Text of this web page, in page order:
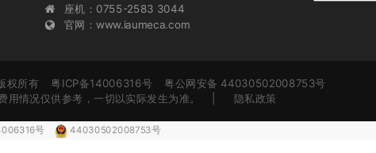
权所有 粤ICP备14006316号 粤公网安备 44030502008753号
情况仅供参考，一切以实际发生为准。
费用情况仅供参考，一切以实际发生为准。
费用情况仅供参考，一切以实际发生为准。
| 隐私政策
座机：0755-2583 3044
官网：www.iaumeca.com
号 44030502008753号